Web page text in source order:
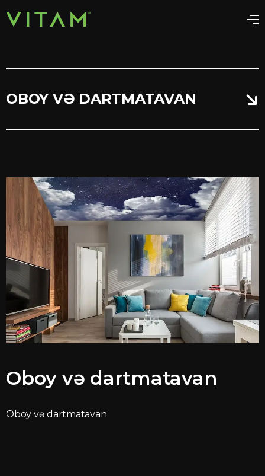
OBOY VƏ DARTMATAVAN
Oboy və dartmatavan
Oboy və dartmatavan